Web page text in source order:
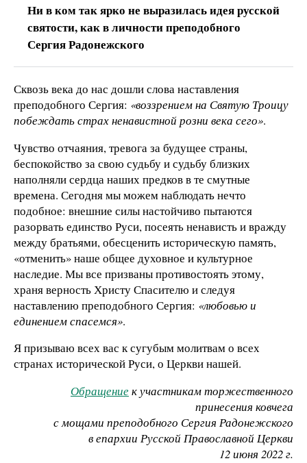
Ни в ком так ярко не выразилась идея русской
святости, как в личности преподобного
Сергия Радонежского
Сквозь века до нас дошли слова наставления
преподобного Сергия: «воззрением на Святую Троицу
побеждать страх ненавистной розни века сего».
Чувство отчаяния, тревога за будущее страны,
беспокойство за свою судьбу и судьбу близких
наполняли сердца наших предков в те смутные
времена. Сегодня мы можем наблюдать нечто
подобное: внешние силы настойчиво пытаются
разорвать единство Руси, посеять ненависть и вражду
между братьями, обесценить историческую память,
«отменить» наше общее духовное и культурное
наследие. Мы все призваны противостоять этому,
храня верность Христу Спасителю и следуя
наставлению преподобного Сергия: «любовью и
единением спасемся».
Я призываю всех вас к сугубым молитвам о всех
странах исторической Руси, о Церкви нашей.
Обращениек участникам торжественного
принесения ковчега
с мощами преподобного Сергия Радонежского
в епархии Русской Православной Церкви
12 июня 2022 г.